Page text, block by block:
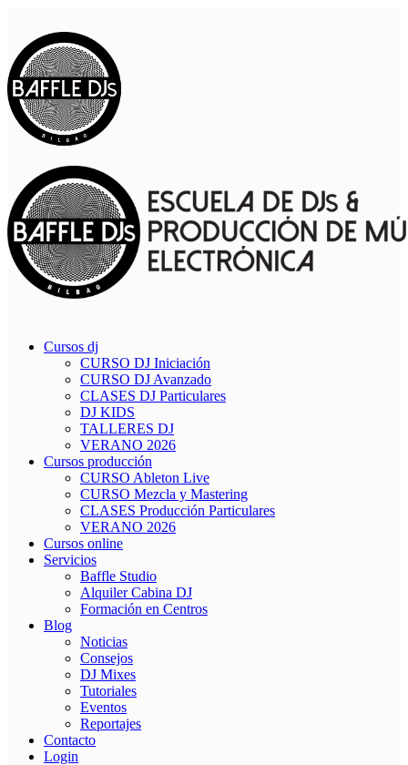
Cursos dj
CURSO DJ Iniciación
CURSO DJ Avanzado
CLASES DJ Particulares
DJ KIDS
TALLERES DJ
VERANO 2026
Cursos producción
CURSO Ableton Live
CURSO Mezcla y Mastering
CLASES Producción Particulares
VERANO 2026
Cursos online
Servicios
Baffle Studio
Alquiler Cabina DJ
Formación en Centros
Blog
Noticias
Consejos
DJ Mixes
Tutoriales
Eventos
Reportajes
Contacto
Login